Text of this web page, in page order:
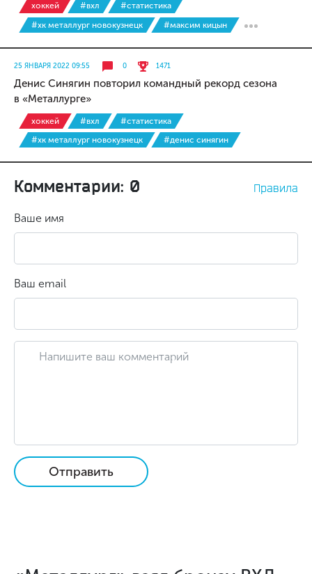
хоккей #вхл
#статистика
#хк металлург новокузнецк
#максим кицын
25 ЯНВАРЯ 2022 09:55 0 1471
Денис Синягин повторил командный рекорд сезона
в «Металлурге»
хоккей #вхл
#статистика
#хк металлург новокузнецк
#денис синягин
Комментарии: 0 Правила
Ваше имя
Ваш email
Отправить